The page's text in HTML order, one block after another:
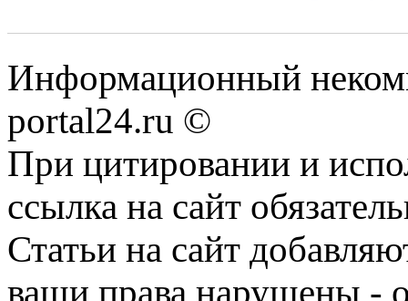
Информационный
portal24.ru ©
При цитировании и
ссылка на сайт
Статьи на сайт
ваши права нарушены -